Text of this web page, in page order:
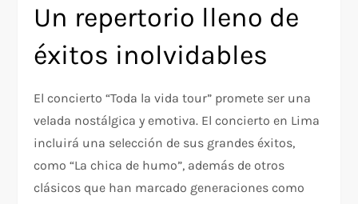
Un repertorio lleno de
éxitos inolvidables
El concierto “Toda la vida tour” promete ser una
velada nostálgica y emotiva. El concierto en Lima
incluirá una selección de sus grandes éxitos,
como “La chica de humo”, además de otros
clásicos que han marcado generaciones como